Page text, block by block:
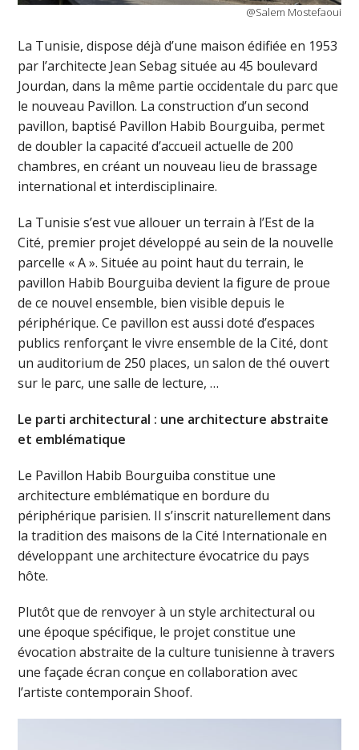
@Salem Mostefaoui
La Tunisie, dispose déjà d’une maison édifiée en 1953
par l’architecte Jean Sebag située au 45 boulevard
Jourdan, dans la même partie occidentale du parc que
le nouveau Pavillon. La construction d’un second
pavillon, baptisé Pavillon Habib Bourguiba, permet
de doubler la capacité d’accueil actuelle de 200
chambres, en créant un nouveau lieu de brassage
international et interdisciplinaire.
La Tunisie s’est vue allouer un terrain à l’Est de la
Cité, premier projet développé au sein de la nouvelle
parcelle « A ». Située au point haut du terrain, le
pavillon Habib Bourguiba devient la figure de proue
de ce nouvel ensemble, bien visible depuis le
périphérique. Ce pavillon est aussi doté d’espaces
publics renforçant le vivre ensemble de la Cité, dont
un auditorium de 250 places, un salon de thé ouvert
sur le parc, une salle de lecture, …
Le parti architectural : une architecture abstraite
et emblématique
Le Pavillon Habib Bourguiba constitue une
architecture emblématique en bordure du
périphérique parisien. Il s’inscrit naturellement dans
la tradition des maisons de la Cité Internationale en
développant une architecture évocatrice du pays
hôte.
Plutôt que de renvoyer à un style architectural ou
une époque spécifique, le projet constitue une
évocation abstraite de la culture tunisienne à travers
une façade écran conçue en collaboration avec
l’artiste contemporain Shoof.